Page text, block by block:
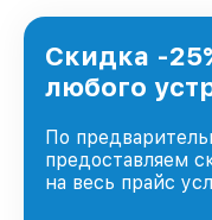
Скидка -
любого
По
предоставляем
на весь прайс